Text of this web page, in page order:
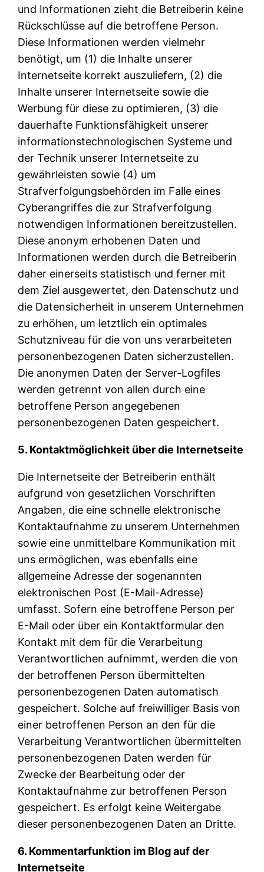
und Informationen zieht die Betreiberin keine
Rückschlüsse auf die betroffene Person.
Diese Informationen werden vielmehr
benötigt, um (1) die Inhalte unserer
Internetseite korrekt auszuliefern, (2) die
Inhalte unserer Internetseite sowie die
Werbung für diese zu optimieren, (3) die
dauerhafte Funktionsfähigkeit unserer
informationstechnologischen Systeme und
der Technik unserer Internetseite zu
gewährleisten sowie (4) um
Strafverfolgungsbehörden im Falle eines
Cyberangriffes die zur Strafverfolgung
notwendigen Informationen bereitzustellen.
Diese anonym erhobenen Daten und
Informationen werden durch die Betreiberin
daher einerseits statistisch und ferner mit
dem Ziel ausgewertet, den Datenschutz und
die Datensicherheit in unserem Unternehmen
zu erhöhen, um letztlich ein optimales
Schutzniveau für die von uns verarbeiteten
personenbezogenen Daten sicherzustellen.
Die anonymen Daten der Server-Logfiles
werden getrennt von allen durch eine
betroffene Person angegebenen
personenbezogenen Daten gespeichert.
5. Kontaktmöglichkeit über die Internetseite
Die Internetseite der Betreiberin enthält
aufgrund von gesetzlichen Vorschriften
Angaben, die eine schnelle elektronische
Kontaktaufnahme zu unserem Unternehmen
sowie eine unmittelbare Kommunikation mit
uns ermöglichen, was ebenfalls eine
allgemeine Adresse der sogenannten
elektronischen Post (E-Mail-Adresse)
umfasst. Sofern eine betroffene Person per
E-Mail oder über ein Kontaktformular den
Kontakt mit dem für die Verarbeitung
Verantwortlichen aufnimmt, werden die von
der betroffenen Person übermittelten
personenbezogenen Daten automatisch
gespeichert. Solche auf freiwilliger Basis von
einer betroffenen Person an den für die
Verarbeitung Verantwortlichen übermittelten
personenbezogenen Daten werden für
Zwecke der Bearbeitung oder der
Kontaktaufnahme zur betroffenen Person
gespeichert. Es erfolgt keine Weitergabe
dieser personenbezogenen Daten an Dritte.
6. Kommentarfunktion im Blog auf der
Internetseite